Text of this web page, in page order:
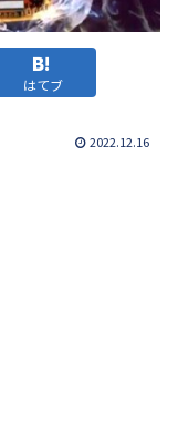
はてブ
2022.12.16